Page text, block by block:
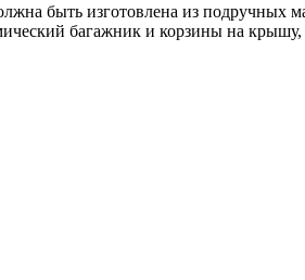
быть изготовлена из подручных
багажник и корзины на